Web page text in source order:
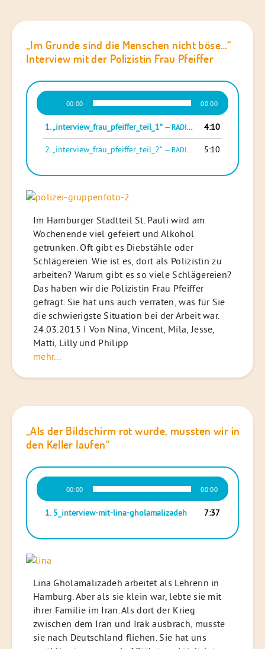
„Im Grunde sind die Menschen nicht böse…“
Interview mit der Polizistin Frau Pfeiffer
Audio-
Player
00:00 00:00
1.„interview_frau_pfeiffer_teil_1“ — RADIOFUECHSE 4:10
2.„interview_frau_pfeiffer_teil_2“ — RADIOFUECHSE 5:10
Im Hamburger Stadtteil St. Pauli wird am
Wochenende viel gefeiert und Alkohol
getrunken. Oft gibt es Diebstähle oder
Schlägereien. Wie ist es, dort als Polizistin zu
arbeiten? Warum gibt es so viele Schlägereien?
Das haben wir die Polizistin Frau Pfeiffer
gefragt. Sie hat uns auch verraten, was für Sie
die schwierigste Situation bei der Arbeit war.
24.03.2015 I Von Nina, Vincent, Mila, Jesse,
Matti, Lilly und Philipp
mehr...
„Als der Bildschirm rot wurde, mussten wir in
den Keller laufen“
Audio-
Player
00:00 00:00
1. 5_interview-mit-lina-gholamalizadeh 7:37
Lina Gholamalizadeh arbeitet als Lehrerin in
Hamburg. Aber als sie klein war, lebte sie mit
ihrer Familie im Iran. Als dort der Krieg
zwischen dem Iran und Irak ausbrach, musste
sie nach Deutschland fliehen. Sie hat uns